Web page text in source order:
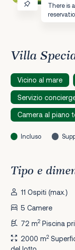
There is
Villa
Vicino al mare
Servizio
Camera al piano
Incluso
Tipo e
11 Ospiti (max.)
5 Camere
72 m2 Piscina
2000 m2